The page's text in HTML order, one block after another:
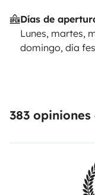
Días de
Lunes, martes,
domingo, día
383 opiniones